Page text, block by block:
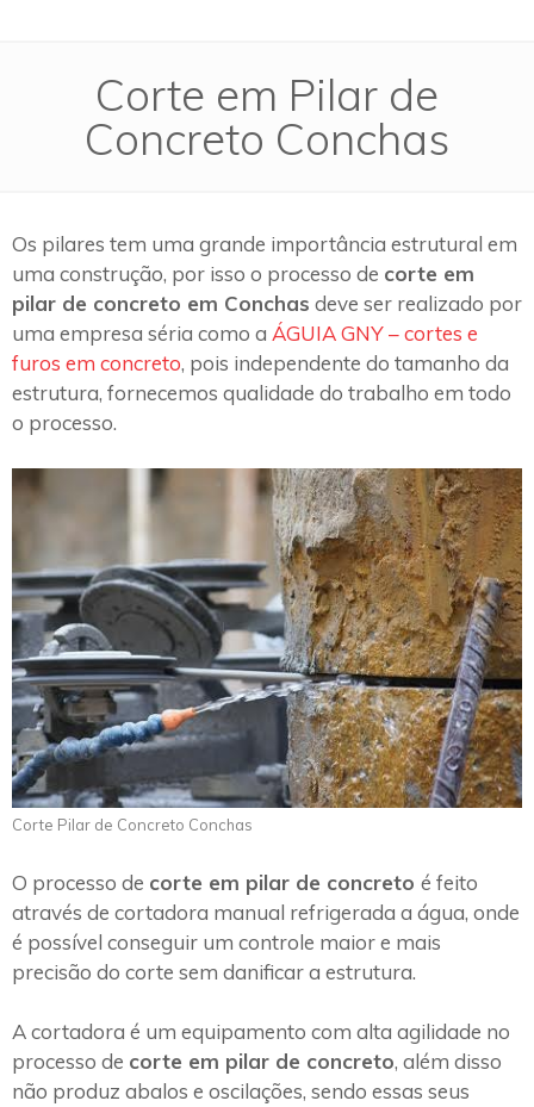
Corte em Pilar de
Concreto Conchas
Os pilares tem uma grande importância estrutural em
uma construção, por isso o processo de corte em
pilar de concreto em Conchas deve ser realizado por
uma empresa séria como a ÁGUIA GNY – cortes e
furos em concreto, pois independente do tamanho da
estrutura, fornecemos qualidade do trabalho em todo
o processo.
Corte Pilar de Concreto Conchas
O processo de corte em pilar de concreto é feito
através de cortadora manual refrigerada a água, onde
é possível conseguir um controle maior e mais
precisão do corte sem danificar a estrutura.
A cortadora é um equipamento com alta agilidade no
processo de corte em pilar de concreto, além disso
não produz abalos e oscilações, sendo essas seus